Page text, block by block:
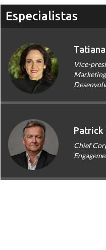
Especialistas
Vice-
Patrick
Chief